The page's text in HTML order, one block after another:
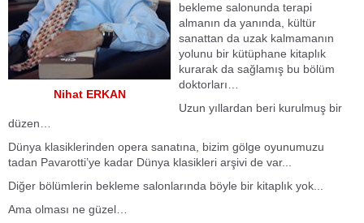
Nihat ERKAN
bekleme salonunda terapi
almanın da yanında, kültür
sanattan da uzak kalmamanın
yolunu bir kütüphane kitaplık
kurarak da sağlamış bu bölüm
doktorları…
Uzun yıllardan beri kurulmuş bir
düzen…
Dünya klasiklerinden opera sanatına, bizim gölge oyunumuzu
tadan Pavarotti’ye kadar Dünya klasikleri arşivi de var...
Diğer bölümlerin bekleme salonlarında böyle bir kitaplık yok...
Ama olması ne güzel…